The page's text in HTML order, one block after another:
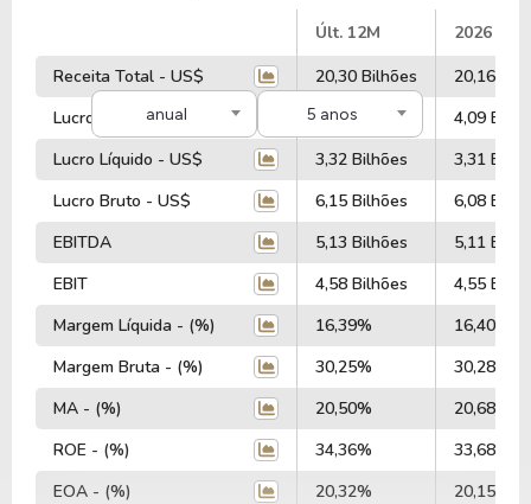
anual 5 anos
Últ. 12M
2026
Receita Total - US$
20,30 Bilhões
20,16
Lucro Operacional - US$
4,14 Bilhões
4,09
Lucro Líquido - US$
3,32 Bilhões
3,31
Lucro Bruto - US$
6,15 Bilhões
6,08
EBITDA
5,13 Bilhões
5,11
EBIT
4,58 Bilhões
4,55
Margem Líquida - (%)
16,39%
16,40%
Margem Bruta - (%)
30,25%
30,28%
MA - (%)
20,50%
20,68%
ROE - (%)
34,36%
33,68%
EOA - (%)
20,32% 20,15%